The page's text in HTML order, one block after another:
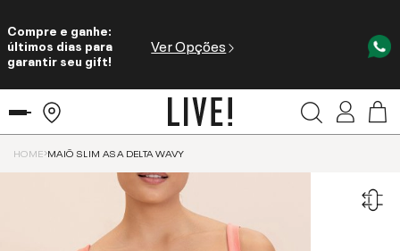
Compre e ganhe:
últimos dias para
garantir seu gift!
Ver Opções
HOME MAIÔ SLIM ASA DELTA WAVY